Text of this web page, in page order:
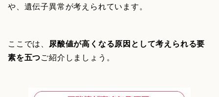
や、遺伝子異常が考えられています。
ここでは、 尿酸値が高くなる原因として考えられる要
素を五つご紹介しましょう。